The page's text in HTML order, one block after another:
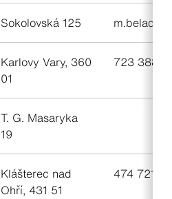
Sokolovská 125
Karlovy Vary, 360
01
723 388
T. G. Masaryka
19
Klášterec nad
Ohří, 431 51
474 721